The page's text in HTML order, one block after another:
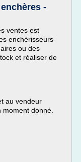
-
ventes est
enchérisseurs
ou des
et réaliser de
au vendeur
donné.